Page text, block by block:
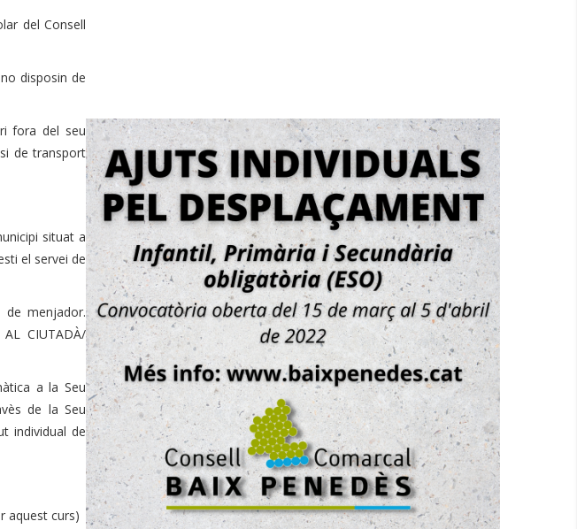
del Consell
disposin de
fora del seu
de transport
situat a
el servei de
de menjador.
CIUTADÀ/
a la Seu
de la Seu
individual de
aquest curs)